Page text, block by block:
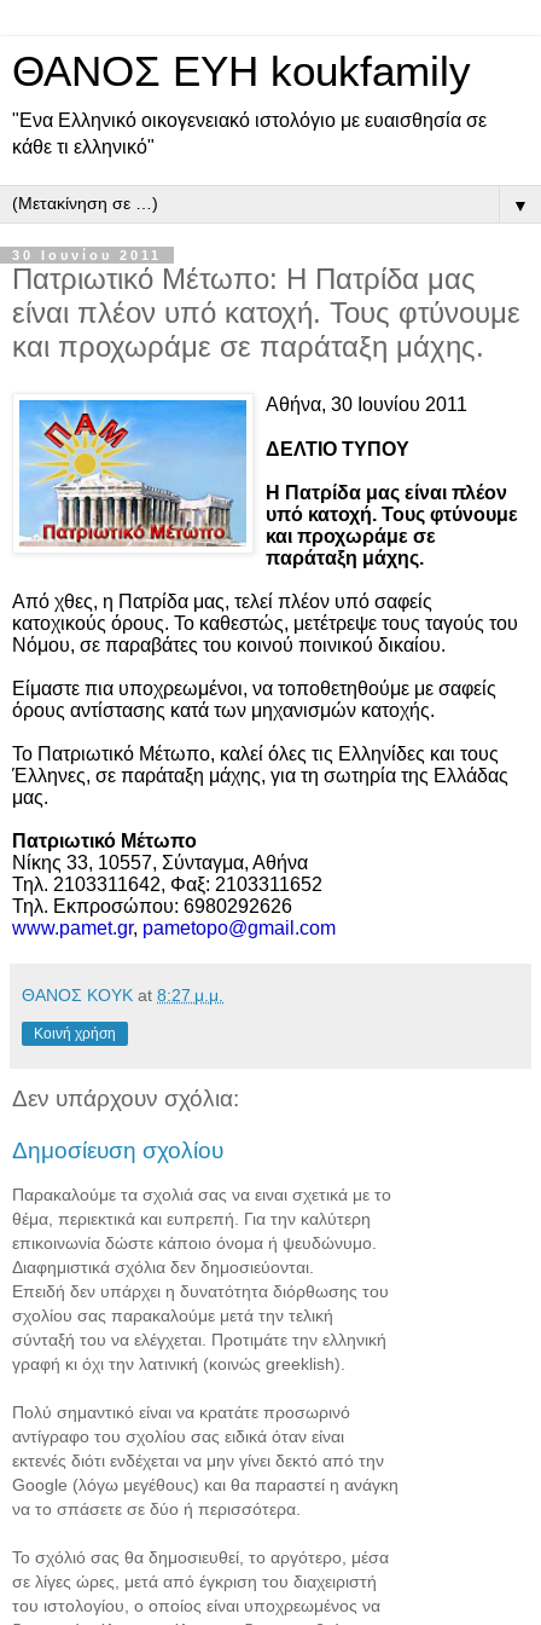
ΘΑΝΟΣ ΕΥΗ koukfamily
"Ενα Ελληνικό οικογενειακό ιστολόγιο με ευαισθησία σε
κάθε τι ελληνικό"
▼
30 Ιουνίου 2011
Πατριωτικό Μέτωπο: Η Πατρίδα μας
είναι πλέον υπό κατοχή. Τους φτύνουμε
και προχωράμε σε παράταξη μάχης.
Αθήνα, 30 Ιουνίου 2011
ΔΕΛΤΙΟ ΤΥΠΟΥ
Η Πατρίδα μας είναι πλέον
υπό κατοχή. Τους φτύνουμε
και προχωράμε σε
παράταξη μάχης.
Από χθες, η Πατρίδα μας, τελεί πλέον υπό σαφείς
κατοχικούς όρους. Το καθεστώς, μετέτρεψε τους ταγούς του
Νόμου, σε παραβάτες του κοινού ποινικού δικαίου.
Είμαστε πια υποχρεωμένοι, να τοποθετηθούμε με σαφείς
όρους αντίστασης κατά των μηχανισμών κατοχής.
Το Πατριωτικό Μέτωπο, καλεί όλες τις Ελληνίδες και τους
Έλληνες, σε παράταξη μάχης, για τη σωτηρία της Ελλάδας
μας.
Πατριωτικό Μέτωπο
Νίκης 33, 10557, Σύνταγμα, Αθήνα
Τηλ. 2103311642, Φαξ: 2103311652
Τηλ. Εκπροσώπου: 6980292626
www.pamet.gr, pametopo@gmail .com
ΘΑΝΟΣ ΚΟΥΚ at 8:27 μ.μ.
Κοινή χρήση
Δεν υπάρχουν σχόλια:
Δημοσίευση σχολίου
Παρακαλούμε τα σχολιά σας να ειναι σχετικά με το
θέμα, περιεκτικά και ευπρεπή. Για την καλύτερη
επικοινωνία δώστε κάποιο όνομα ή ψευδώνυμο.
Διαφημιστικά σχόλια δεν δημοσιεύονται.
Επειδή δεν υπάρχει η δυνατότητα διόρθωσης του
σχολίου σας παρακαλούμε μετά την τελική
σύνταξή του να ελέγχεται. Προτιμάτε την ελληνική
γραφή κι όχι την λατινική (κοινώς greeklish).
Πολύ σημαντικό είναι να κρατάτε προσωρινό
αντίγραφο του σχολίου σας ειδικά όταν είναι
εκτενές διότι ενδέχεται να μην γίνει δεκτό από την
Google (λόγω μεγέθους) και θα παραστεί η ανάγκη
να το σπάσετε σε δύο ή περισσότερα.
Το σχόλιό σας θα δημοσιευθεί, το αργότερο, μέσα
σε λίγες ώρες, μετά από έγκριση του διαχειριστή
του ιστολογίου, ο οποίος είναι υποχρεωμένος να